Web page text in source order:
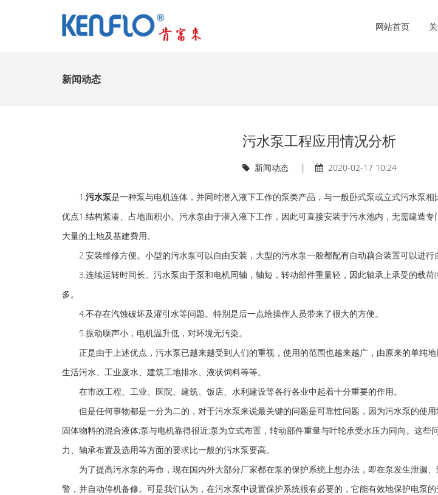
网站首页
新闻动态
污水泵工程应用情况分析
新闻动态| 2020-02-17 10:24
1.污水泵是一种泵与电机连体，并同时潜入液下工作的泵类产品，与一般卧式泵或立式污水泵
优点1.结构紧凑、占地面积小。污水泵由于潜入液下工作，因此可直接安装于污水池内，无需建造
大量的土地及基建费用。
2.安装维修方便。小型的污水泵可以自由安装，大型的污水泵一般都配有自动藕合装置可以进行
3.连续运转时间长。污水泵由于泵和电机同轴，轴短，转动部件重量轻，因此轴承上承受的载荷
多。
4.不存在汽蚀破坏及灌引水等问题。特别是后一点给操作人员带来了很大的方便。
5.振动噪声小，电机温升低，对环境无污染。
正是由于上述优点，污水泵已越来越受到人们的重视，使用的范围也越来越广，由原来的单纯
生活污水、工业废水、建筑工地排水、液状饲料等等。
在市政工程、工业、医院、建筑、饭店、水利建设等各行各业中起着十分重要的作用。
但是任何事物都是一分为二的，对于污水泵来说最关键的问题是可靠性问题，因为污水泵的使用
固体物料的混合液体;泵与电机靠得很近;泵为立式布置，转动部件重量与叶轮承受水压力同向。这些
力、轴承布置及选用等方面的要求比一般的污水泵要高。
为了提高污水泵的寿命，现在国内外大部分厂家都在泵的保护系统上想办法，即在泵发生泄漏、
警，并自动停机备修。可是我们认为，在污水泵中设置保护系统很有必要的，它能有效地保护电泵的